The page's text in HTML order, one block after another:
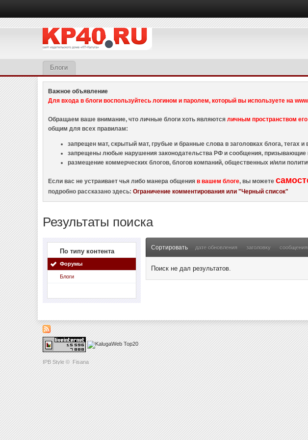
IPB Style © Fisana
Блоги
Важное объявление
Для входа в блоги воспользуйтесь логином и паролем, который вы используете на
Обращаем ваше внимание, что личные блоги хоть являютсяличным пространством
общим для всех правилам:
запрещен мат, скрытый мат, грубые и бранные слова в заголовках блога, тегах и
запрещены любые нарушения законодательства РФ и сообщения, призывающие
размещение коммерческих блогов, блогов компаний, общественных и/или
Если вас не устраивает чья либо манера общенияв вашем блоге, вы можете
подробно рассказано здесь:Ограничение комментирования или "Черный список"
Результаты поиска
По типу контента
Форумы
Блоги
Сортировать дате обновления заголовку
Поиск не дал результатов.